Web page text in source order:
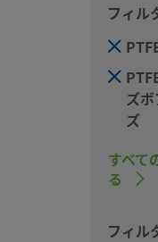
フィル
ズ
ズ
すべて
る
フィル